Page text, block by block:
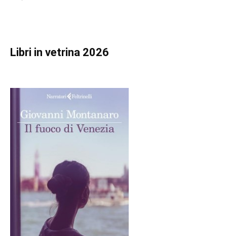
Libri in vetrina 2026